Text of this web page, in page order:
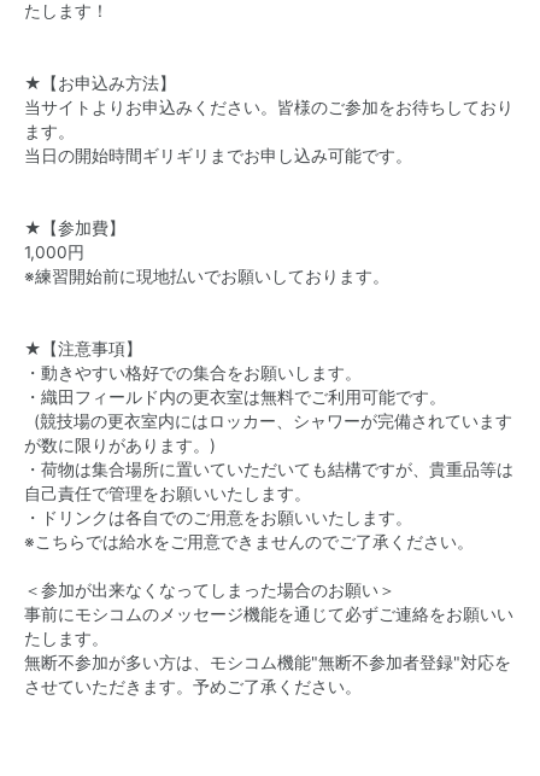
たします！
★【お申込み方法】
当サイトよりお申込みください。皆様のご参加をお待ちしており
ます。
当日の開始時間ギリギリまでお申し込み可能です。
★【参加費】
1,000円
※練習開始前に現地払いでお願いしております。
★【注意事項】
・動きやすい格好での集合をお願いします。
・織田フィールド内の更衣室は無料でご利用可能です。
(競技場の更衣室内にはロッカー、シャワーが完備されています
が数に限りがあります。)
・荷物は集合場所に置いていただいても結構ですが、貴重品等は
自己責任で管理をお願いいたします。
・ ドリンクは各自でのご用意をお願いいたします。
※こちらでは給水をご用意できませんのでご了承ください。
＜参加が出来なくなってしまった場合のお願い＞
事前にモシコムのメッセージ機能を通じて必ずご連絡をお願いい
たします。
無断不参加が多い方は、モシコム機能"無断不参加者登録"対応を
させていただきます。予めご了承ください。